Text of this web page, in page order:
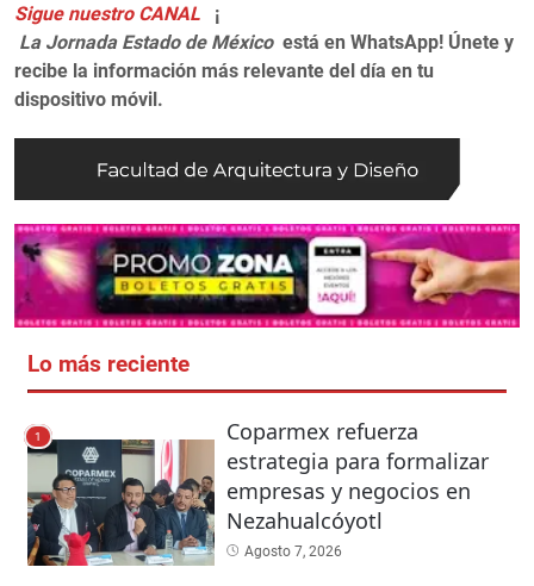
Sigue nuestro CANAL
¡
La Jornada Estado de Méxicoestá en WhatsApp! Únete y
recibe la información más relevante del día en tu
dispositivo móvil.
Lo más reciente
1
Coparmex refuerza
estrategia para formalizar
empresas y negocios en
Nezahualcóyotl
Agosto 7, 2026